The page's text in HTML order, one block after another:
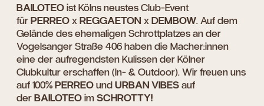
BAILOTEOist Kölns neustes Club-Event
fürPERREOxREGGAETON xDEMBOW. Auf dem
Gelände des ehemaligen Schrottplatzes an der
Vogelsanger Straße 406 haben die Macher:innen
eine der aufregendsten Kulissen der Kölner
Clubkultur erschaffen (In- & Outdoor). Wir freuen uns
auf 100%PERREOundURBAN VIBESauf
derBAILOTEOimSCHROTTY!